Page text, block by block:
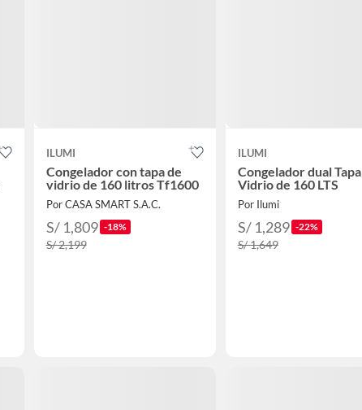
ILUMI
Congelador con tapa de
vidrio de 160 litros Tf1600
Por CASA SMART S.A.C.
S/ 1,809 -18%
S/ 2,199
ILUMI
Congelador dual Tapa
Vidrio de 160 LTS
Por Ilumi
S/ 1,289 -22%
S/ 1,649